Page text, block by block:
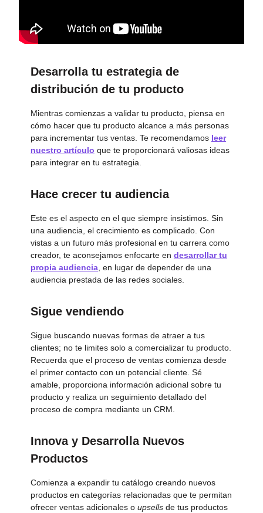
Desarrolla tu estrategia de
distribución de tu producto
Mientras comienzas a validar tu producto, piensa en
cómo hacer que tu producto alcance a más personas
para incrementar tus ventas. Te recomendamos leer
nuestro artículo que te proporcionará valiosas ideas
para integrar en tu estrategia.
Hace crecer tu audiencia
Este es el aspecto en el que siempre insistimos. Sin
una audiencia, el crecimiento es complicado. Con
vistas a un futuro más profesional en tu carrera como
creador, te aconsejamos enfocarte en desarrollar tu
propia audiencia, en lugar de depender de una
audiencia prestada de las redes sociales.
Sigue vendiendo
Sigue buscando nuevas formas de atraer a tus
clientes; no te limites solo a comercializar tu producto.
Recuerda que el proceso de ventas comienza desde
el primer contacto con un potencial cliente. Sé
amable, proporciona información adicional sobre tu
producto y realiza un seguimiento detallado del
proceso de compra mediante un CRM.
Innova y Desarrolla Nuevos
Productos
Comienza a expandir tu catálogo creando nuevos
productos en categorías relacionadas que te permitan
ofrecer ventas adicionales o upsells de tus productos